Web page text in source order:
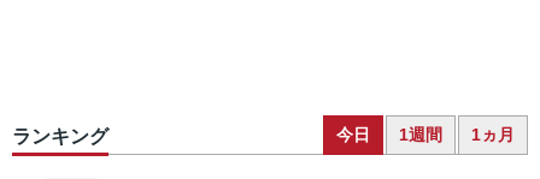
ランキング 今日 1週間 1ヵ月